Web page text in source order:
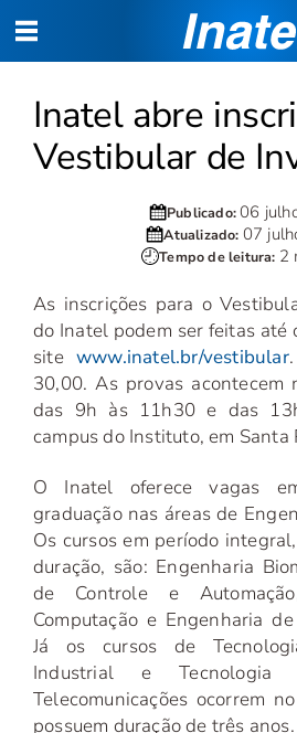
Inatel abre
Vestibular de
Publicado:06
Atualizado: 07
Tempo de leitura: 2
As inscrições para o
do Inatel podem ser feitas até
site www.inatel.br/vestibular
30,00. As provas
das 9h às 11h30 e das
campus do Instituto, em Santa
O Inatel oferece vagas
graduação nas áreas de
Os cursos em período
duração, são: Engenharia
de Controle e
Computação e Engenharia
Já os cursos de
Industrial e
Telecomunicações ocorrem
possuem duração de três anos.